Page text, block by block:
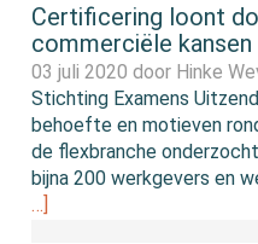
Certificering loont
commerciële kansen
03 juli 2020 door Hinke
Stichting Examens
behoefte en motieven
de flexbranche
bijna 200 werkgevers en
…]